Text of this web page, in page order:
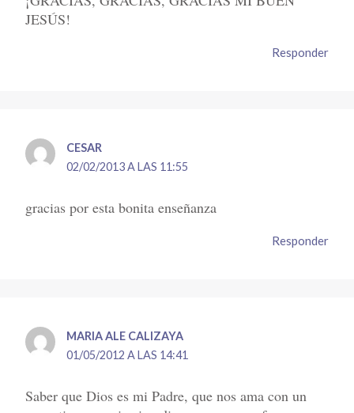
JESÚS!
Responder
CESAR
02/02/2013 A LAS 11:55
gracias por esta bonita enseñanza
Responder
MARIA ALE CALIZAYA
01/05/2012 A LAS 14:41
Saber que Dios es mi Padre, que nos ama con un